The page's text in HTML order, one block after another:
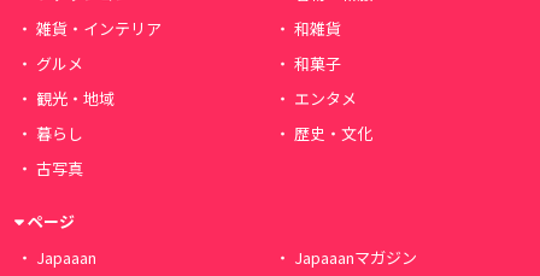
雑貨・インテリア
和雑貨
グルメ
和菓子
観光・地域
エンタメ
暮らし
歴史・文化
古写真
ページ
Japaaan
Japaaanマガジン